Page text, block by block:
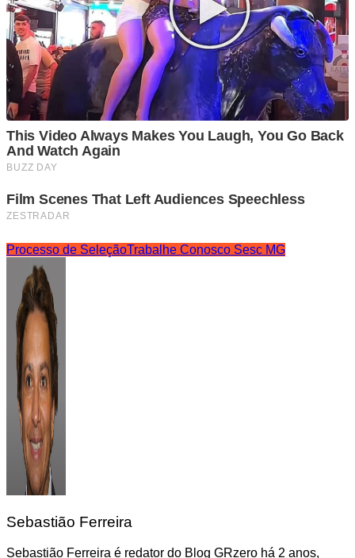
Processo de SeleçãoTrabalhe Conosco Sesc MG
Sebastião Ferreira
Sebastião Ferreira é redator do Blog GRzero há 2 anos,